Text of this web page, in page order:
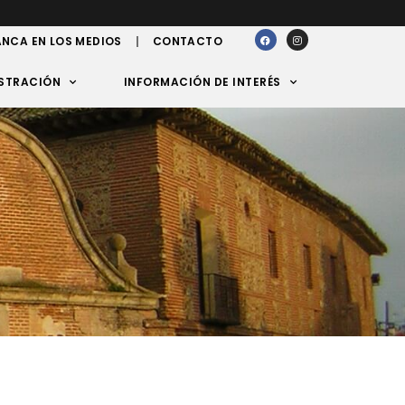
EN LOS MEDIOS CONTACTO
INFORMACIÓN DE INTERÉS